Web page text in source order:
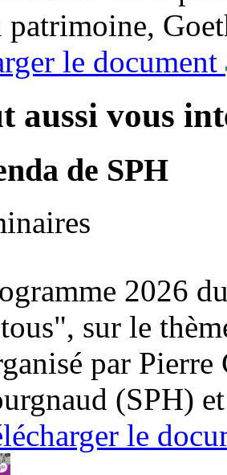
le document
aussi vous
de SPH
2026
sur le
par
(SPH)
le